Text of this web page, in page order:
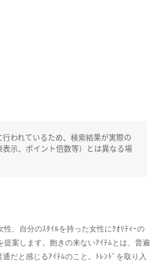
われているため、検索結果が実際の
示、ポイント倍数等）とは異なる場
、自分のｽﾀｲﾙを持った女性にｸｵﾘﾃｨｰの
案します。飽きの来ないｱｲﾃﾑとは、普遍
だと感じるｱｲﾃﾑのこと。ﾄﾚﾝﾄﾞを取り入